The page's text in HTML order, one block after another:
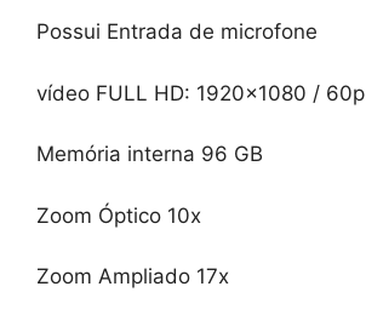
Possui Entrada de microfone
vídeo FULL HD: 1920×1080 / 60p
Memória interna 96 GB
Zoom Óptico 10x
Zoom Ampliado 17x